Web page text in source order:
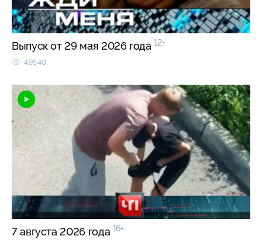
Выпуск от 29 мая 2026 года 12+
49540
7 августа 2026 года 16+